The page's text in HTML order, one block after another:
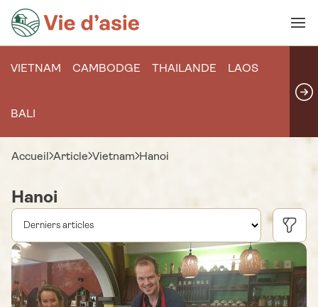
VIETNAM CAMBODGE THAILANDE LAOS
BALI
Accueil Article Vietnam Hanoi
Hanoi